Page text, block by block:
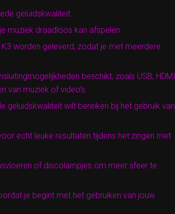
geluidskwaliteit.
muziek draadloos kan afspelen.
worden geleverd, zodat je met meerdere
beschikt, zoals USB, HDMI
van muziek of video’s.
geluidskwaliteit wilt bereiken bij het gebruik van
echt leuke resultaten tijdens het zingen met
of discolampjes om meer sfeer te
je begint met het gebruiken van jouw